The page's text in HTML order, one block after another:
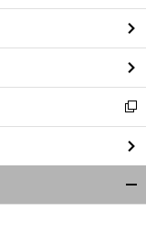
ン
ド
ウ
で
開
く
新
し
い
ウ
ィ
ン